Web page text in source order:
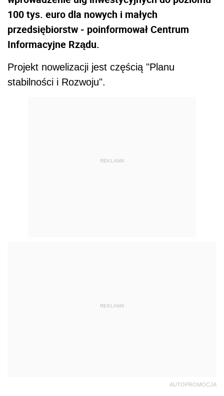
100 tys. euro dla nowych i małych
przedsiębiorstw - poinformował Centrum
Informacyjne Rządu.
Projekt nowelizacji jest częścią "Planu
stabilności i Rozwoju".
REKLAMA
REKLAMA
AUTOPROMOCJA